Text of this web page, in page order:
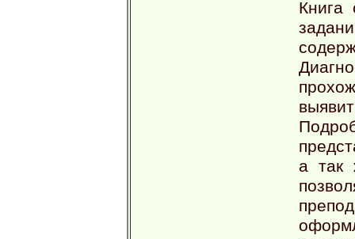
Книга
а так